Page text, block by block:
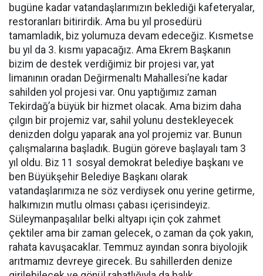
bugüne kadar vatandaşlarımızın beklediği kafeteryalar,
restoranları bitirirdik. Ama bu yıl prosedürü
tamamladık, biz yolumuza devam edeceğiz. Kısmetse
bu yıl da 3. kısmı yapacağız. Ama Ekrem Başkanın
bizim de destek verdiğimiz bir projesi var, yat
limanının oradan Değirmenaltı Mahallesi’ne kadar
sahilden yol projesi var. Onu yaptığımız zaman
Tekirdağ’a büyük bir hizmet olacak. Ama bizim daha
çılgın bir projemiz var, sahil yolunu destekleyecek
denizden dolgu yaparak ana yol projemiz var. Bunun
çalışmalarına başladık. Bugün göreve başlayalı tam 3
yıl oldu. Biz 11 sosyal demokrat belediye başkanı ve
ben Büyükşehir Belediye Başkanı olarak
vatandaşlarımıza ne söz verdiysek onu yerine getirme,
halkımızın mutlu olması çabası içerisindeyiz.
Süleymanpaşalılar belki altyapı için çok zahmet
çektiler ama bir zaman gelecek, o zaman da çok yakın,
rahata kavuşacaklar. Temmuz ayından sonra biyolojik
arıtmamız devreye girecek. Bu sahillerden denize